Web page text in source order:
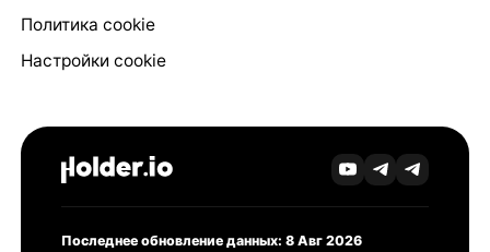
Политика cookie
Настройки cookie
Последнее обновление данных: 8 Авг 2026